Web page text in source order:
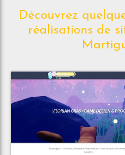
Découvrez
réalisations de